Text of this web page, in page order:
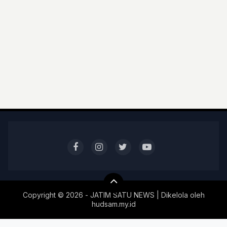
Copyright © 2026 - JATIM SATU NEWS | Dikelola oleh
hudsam.my.id